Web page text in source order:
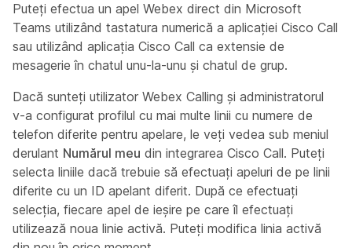
Puteți efectua un apel Webex direct din Microsoft
Teams utilizând tastatura numerică a aplicației Cisco Call
sau utilizând aplicația Cisco Call ca extensie de
mesagerie în chatul unu-la-unu și chatul de grup.
Dacă sunteți utilizator Webex Calling și administratorul
v-a configurat profilul cu mai multe linii cu numere de
telefon diferite pentru apelare, le veți vedea sub meniul
derulant Numărul meu din integrarea Cisco Call. Puteți
selecta liniile dacă trebuie să efectuați apeluri de pe linii
diferite cu un ID apelant diferit. După ce efectuați
selecția, fiecare apel de ieșire pe care îl efectuați
utilizează noua linie activă. Puteți modifica linia activă